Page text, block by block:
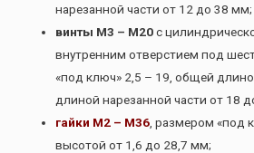
нарезанной части от 12 до 38 мм;
винты М3 – М20с
внутренним отверстием под
«под ключ» 2,5 – 19, общей
длиной нарезанной части от 18
гайки М2 – М36 , размером «под
высотой от 1,6 до 28,7 мм;